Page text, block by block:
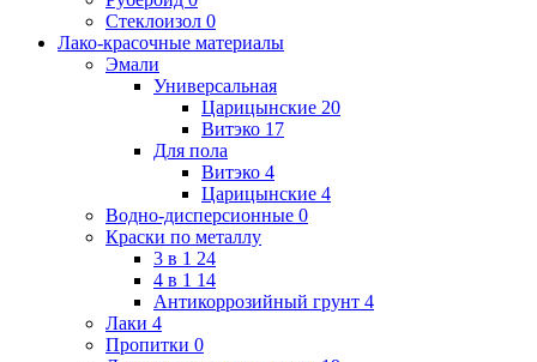
Стеклоизол 0
Лако-красочные материалы
Эмали
Универсальная
Царицынские 20
Витэко 17
Для пола
Витэко 4
Царицынские 4
Водно-дисперсионные 0
Краски по металлу
3 в 1 24
4 в 1 14
Антикоррозийный грунт 4
Лаки 4
Пропитки 0